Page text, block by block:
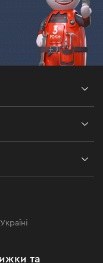
та